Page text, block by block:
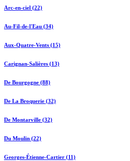
Arc-en-ciel (22)
Au-Fil-de-l'Eau (34)
Aux-Quatre-Vents (15)
Carignan-Salières (13)
De Bourgogne (88)
De La Broquerie (32)
De Montarville (32)
Du Moulin (22)
Georges-Étienne-Cartier (11)